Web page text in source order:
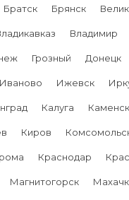
Братск Брянск
Владимир
Грозный Донецк
Иваново Ижевск
Калуга
Киров
Краснодар
Магнитогорск